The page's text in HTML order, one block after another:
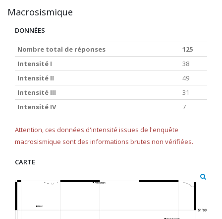
Macrosismique
DONNÉES
Nombre total de réponses
125
Intensité I
38
Intensité II
49
Intensité III
31
Intensité IV
7
Attention, ces données d'intensité issues de l'enquête
macrosismique sont des informations brutes non vérifiées.
CARTE